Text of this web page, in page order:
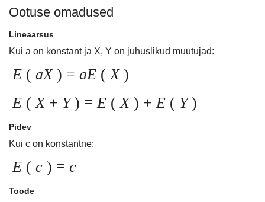
Ootuse omadused
Lineaarsus
Kui a on konstant ja X, Y on juhuslikud muutujad:
E ( aX) = aE (X)
E (X+ Y) =E (X) +E ( Y)
Pidev
Kui c on konstantne:
E ( c ) = c
Toode